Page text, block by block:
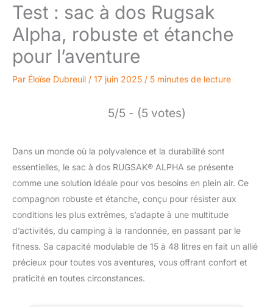
Test : sac à dos Rugsak
Alpha, robuste et étanche
pour l’aventure
Par Éloïse Dubreuil / 17 juin 2025 / 5 minutes de lecture
5/5 - (5 votes)
Dans un monde où la polyvalence et la durabilité sont
essentielles, le sac à dos RUGSAK® ALPHA se présente
comme une solution idéale pour vos besoins en plein air. Ce
compagnon robuste et étanche, conçu pour résister aux
conditions les plus extrêmes, s’adapte à une multitude
d’activités, du camping à la randonnée, en passant par le
fitness. Sa capacité modulable de 15 à 48 litres en fait un allié
précieux pour toutes vos aventures, vous offrant confort et
praticité en toutes circonstances.